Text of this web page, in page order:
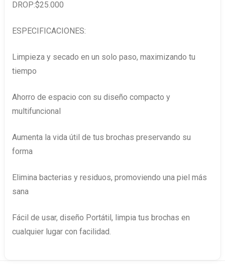
DROP:$25.000
ESPECIFICACIONES:
Limpieza y secado en un solo paso, maximizando tu
tiempo
Ahorro de espacio con su diseño compacto y
multifuncional
Aumenta la vida útil de tus brochas preservando su
forma
Elimina bacterias y residuos, promoviendo una piel más
sana
Fácil de usar, diseño Portátil, limpia tus brochas en
cualquier lugar con facilidad.